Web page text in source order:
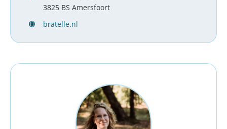
3825 BS Amersfoort
bratelle.nl